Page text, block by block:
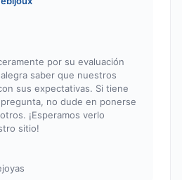
por su evaluación
saber que nuestros
sus expectativas. Si tiene
no dude en ponerse
¡Esperamos verlo
sitio!